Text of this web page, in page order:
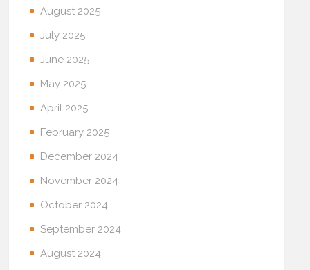
August 2025
July 2025
June 2025
May 2025
April 2025
February 2025
December 2024
November 2024
October 2024
September 2024
August 2024